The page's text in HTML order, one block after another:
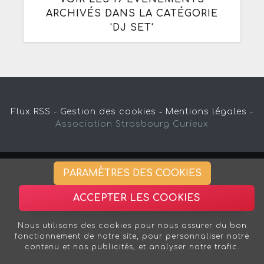
ARCHIVÉS DANS LA CATÉGORIE
'DJ SET'
Flux RSS - Gestion des cookies - Mentions légales -
Association Strasbourg Curieux
PARAMÈTRES DES COOKIES
ACCEPTER LES COOKIES
Nous utilisons des cookies pour nous assurer du bon
fonctionnement de notre site, pour personnaliser notre
contenu et nos publicités, et analyser notre trafic.